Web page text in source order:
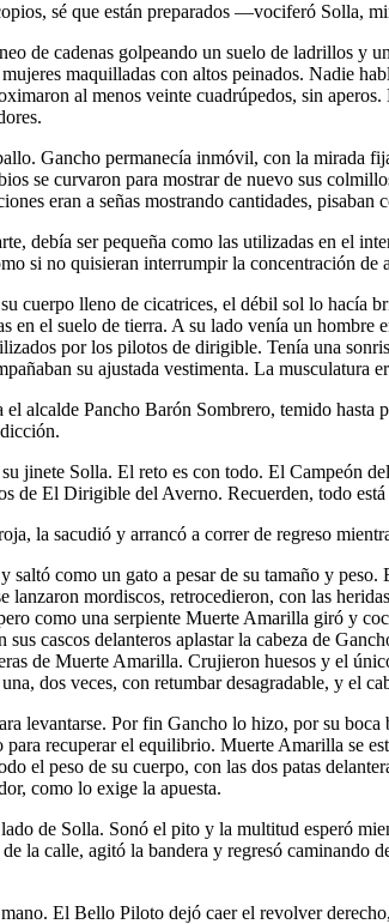
sé que están preparados —vociferó Solla,
de cadenas golpeando un suelo de ladrillos y
maquilladas con altos peinados. Nadie
al menos veinte cuadrúpedos, sin
Gancho permanecía inmóvil, con la mirada
se curvaron para mostrar de nuevo sus
eran a señas mostrando cantidades,
debía ser pequeña como las utilizadas en el
si no quisieran interrumpir la concentración de
cuerpo lleno de cicatrices, el débil sol lo hacía
en el suelo de tierra. A su lado venía un
por los pilotos de dirigible. Tenía una
su ajustada vestimenta. La musculatura
alcalde Pancho Barón Sombrero, temido
jinete Solla. El reto es con todo. El Campeón
El Dirigible del Averno. Recuerden, todo
la sacudió y arrancó a correr de regreso
como un gato a pesar de su tamaño y
mordiscos, retrocedieron, con las
como una serpiente Muerte Amarilla giró y
cascos delanteros aplastar la cabeza de
de Muerte Amarilla. Crujieron huesos y el
dos veces, con retumbar desagradable, y el
levantarse. Por fin Gancho lo hizo, por su
recuperar el equilibrio. Muerte Amarilla se
el peso de su cuerpo, con las dos patas
como lo exige la apuesta.
de Solla. Sonó el pito y la multitud esperó
la calle, agitó la bandera y regresó caminando
El Bello Piloto dejó caer el revolver